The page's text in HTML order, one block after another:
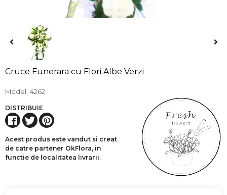
Cruce Funerara cu Flori Albe Verzi
Model 4262
DISTRIBUIE
Acest produs este vandut si creat
de catre partener OkFlora, in
functie de localitatea livrarii.